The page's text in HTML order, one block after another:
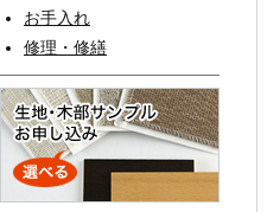
お手入れ
修理・修繕